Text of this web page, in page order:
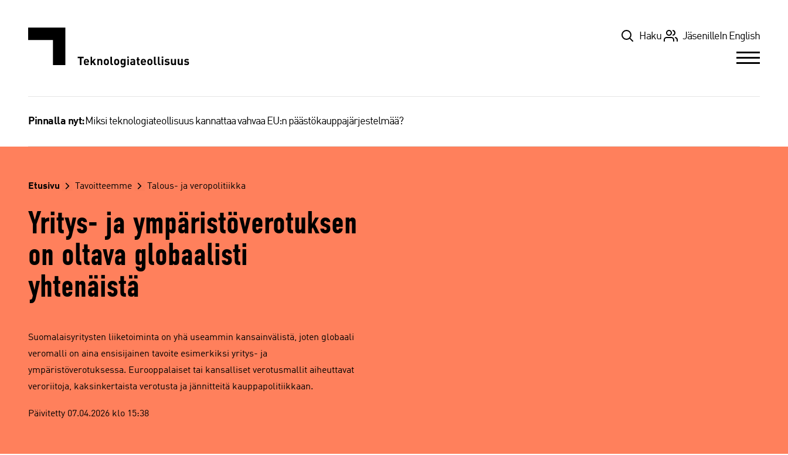
TopHaku Jäsenille In English
Pinnalla nyt: Miksi teknologiateollisuus kannattaa vahvaa EU:n päästökauppajärjestelmää?
Etusivu Tavoitteemme Talous- ja veropolitiikka
Yritys- ja ympäristöverotuksen
on oltava globaalisti
yhtenäistä
Suomalaisyritysten liiketoiminta on yhä useammin kansainvälistä, joten globaali
veromalli on aina ensisijainen tavoite esimerkiksi yritys- ja
ympäristöverotuksessa. Eurooppalaiset tai kansalliset verotusmallit aiheuttavat
veroriitoja, kaksinkertaista verotusta ja jännitteitä kauppapolitiikkaan.
Päivitetty 07.04.2026 klo 15:38